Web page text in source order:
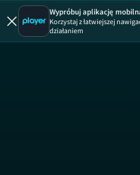
Wypróbuj aplikację
Korzystaj z łatwiejszej
działaniem